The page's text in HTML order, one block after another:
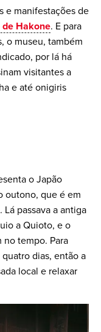
e manifestações de
de Hakone. E para
o museu, também
por lá há
visitantes a
e até onigiris
o Japão
outono, que é em
Lá passava a antiga
a Quioto, e o
tempo. Para
dias, então a
local e relaxar